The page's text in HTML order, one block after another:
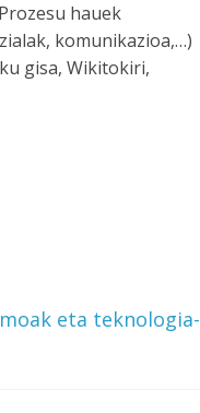
hauek
komunikazioa,…)
gisa, Wikitokiri,
eta teknologia-